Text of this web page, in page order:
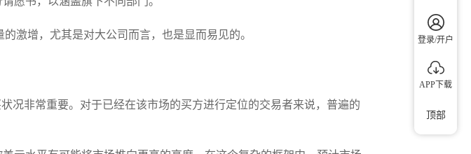
激增，尤其是对大公司而言，也是显而易见的。
况非常重要。对于已经在该市场的买方进行定位的交易者来说，普遍的
登录/开户
APP下载
顶部